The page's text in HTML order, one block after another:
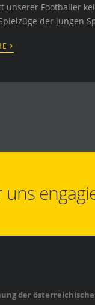
unserer Footballer
der jungen
›
der